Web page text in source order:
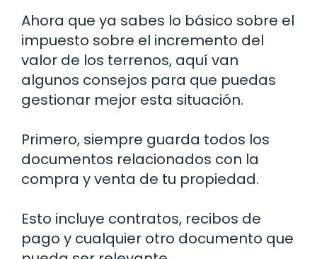
Ahora que ya sabes lo básico sobre el
impuesto sobre el incremento del
valor de los terrenos, aquí van
algunos consejos para que puedas
gestionar mejor esta situación.
Primero, siempre guarda todos los
documentos relacionados con la
compra y venta de tu propiedad.
Esto incluye contratos, recibos de
pago y cualquier otro documento que